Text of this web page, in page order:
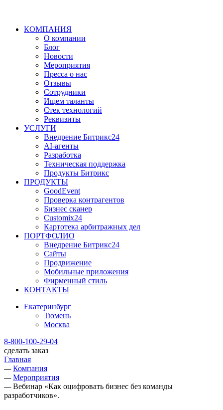
КОМПАНИЯ
О компании
Блог
Новости
Мероприятия
Пресса о нас
Отзывы
Сотрудники
Ищем таланты
Стек технологий
Реквизиты
УСЛУГИ
Внедрение Битрикс24
AI-агенты
Разработка
Техническая поддержка
Продукты Битрикс
ПРОДУКТЫ
GoodEvent
Проверка контрагентов
Бизнес сканер
Customix24
Картотека арбитражных дел
ПОРТФОЛИО
Внедрение Битрикс24
Сайты
Продвижение
Мобильные приложения
Фирменный стиль
КОНТАКТЫ
Екатеринбург
Тюмень
Москва
8-800-100-29-04
сделать заказ
Главная
— Компания
— Мероприятия
— Вебинар «Как оцифровать бизнес без команды
разработчиков».